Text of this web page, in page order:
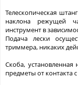
Телескопическая
наклона режущей
инструмент в
Подача лески
триммера, никаких
Скоба,
предметы от контакта